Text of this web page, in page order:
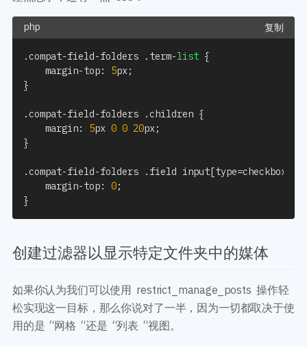
复制
.compat-field-folders . term-list {
    margin
-top: 5px;
}
.compat-field-folders .children {
    margin
: 5px 0 0 20px;
}
.compat-field-folders . field input[type=checkbox
    margin
-top: 0;
}
创建过滤器以显示特定文件夹中的媒体
如果你认为我们可以使用 restrict_manage_posts 操作轻
松实现这一目标，那么你说对了一半，因为一切都取决于使
用的是 “网格 “还是 “列表 “视图。